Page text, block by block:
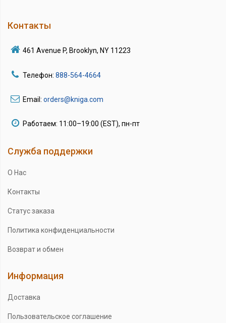
Контакты
461 Avenue P, Brooklyn, NY 11223
Телефон: 888-564-4664
Email: orders@kniga.com
Работаем: 11:00–19:00 (EST), пн-пт
Служба поддержки
О Нас
Контакты
Статус заказа
Политика конфиденциальности
Возврат и обмен
Информация
Доставка
Пользовательское соглашение